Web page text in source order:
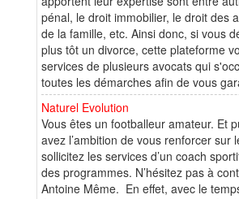
pénal, le droit immobilier, le droit des
de la famille, etc. Ainsi donc, si vous
plus tôt un divorce, cette plateforme
services de plusieurs avocats qui
toutes les démarches afin de vous
Naturel Evolution
Vous êtes un footballeur amateur. Et
avez l’ambition de vous renforcer sur
sollicitez les services d’un coach
des programmes. N’hésitez pas à
Antoine Même. En effet, avec le